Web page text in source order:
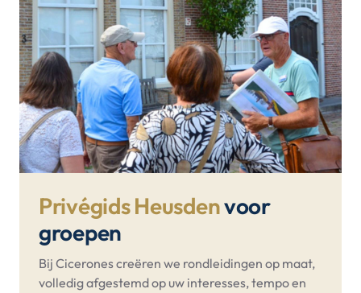
Privégids Heusdenvoor
groepen
Bij Cicerones creëren we rondleidingen op maat,
volledig afgestemd op uw interesses, tempo en